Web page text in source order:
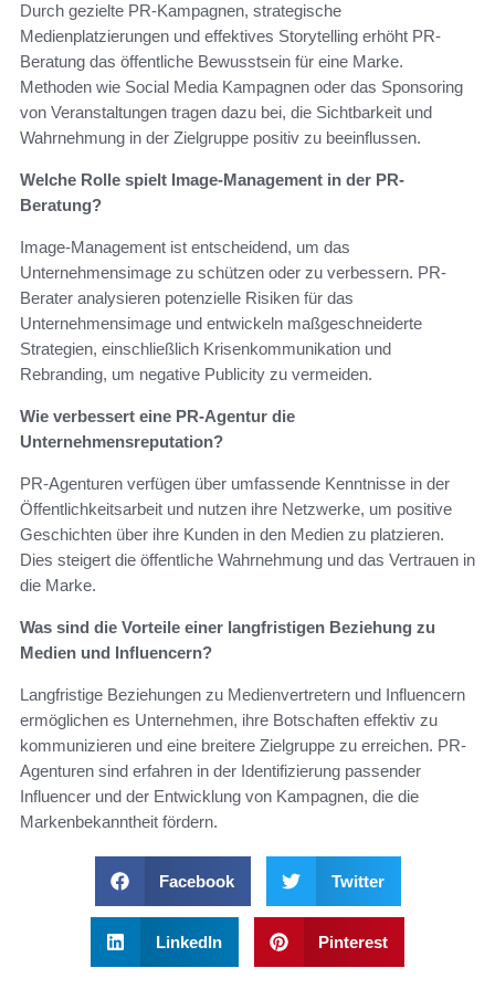
Durch gezielte PR-Kampagnen, strategische
Medienplatzierungen und effektives Storytelling erhöht PR-
Beratung das öffentliche Bewusstsein für eine Marke.
Methoden wie Social Media Kampagnen oder das Sponsoring
von Veranstaltungen tragen dazu bei, die Sichtbarkeit und
Wahrnehmung in der Zielgruppe positiv zu beeinflussen.
Welche Rolle spielt Image-Management in der PR-
Beratung?
Image-Management ist entscheidend, um das
Unternehmensimage zu schützen oder zu verbessern. PR-
Berater analysieren potenzielle Risiken für das
Unternehmensimage und entwickeln maßgeschneiderte
Strategien, einschließlich Krisenkommunikation und
Rebranding, um negative Publicity zu vermeiden.
Wie verbessert eine PR-Agentur die
Unternehmensreputation?
PR-Agenturen verfügen über umfassende Kenntnisse in der
Öffentlichkeitsarbeit und nutzen ihre Netzwerke, um positive
Geschichten über ihre Kunden in den Medien zu platzieren.
Dies steigert die öffentliche Wahrnehmung und das Vertrauen in
die Marke.
Was sind die Vorteile einer langfristigen Beziehung zu
Medien und Influencern?
Langfristige Beziehungen zu Medienvertretern und Influencern
ermöglichen es Unternehmen, ihre Botschaften effektiv zu
kommunizieren und eine breitere Zielgruppe zu erreichen. PR-
Agenturen sind erfahren in der Identifizierung passender
Influencer und der Entwicklung von Kampagnen, die die
Markenbekanntheit fördern.
Facebook Twitter
LinkedIn Pinterest